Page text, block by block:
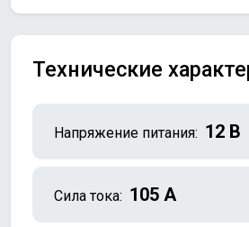
Технические
Напряжение питания: 12 В
Сила тока: 105 A